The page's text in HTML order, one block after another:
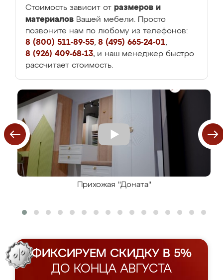
Стоимость зависит от размеров и
материалов Вашей мебели. Просто
позвоните нам по любому из телефонов:
8 (800) 511-89-55, 8 (495) 665-24-01,
8 (926) 409-68-13, и наш менеджер быстро
рассчитает стоимость.
Прихожая "Доната"
ФИКСИРУЕМ СКИДКУ В 5%
ДО КОНЦА АВГУСТА